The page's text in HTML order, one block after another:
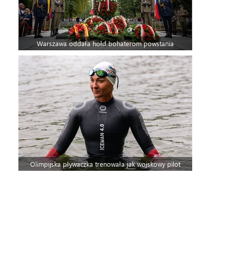
Warszawa oddała hołd bohaterom powstania
Olimpijska pływaczka trenowała jak wojskowy pilot